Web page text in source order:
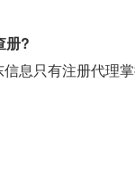
册?
息只有注册代理